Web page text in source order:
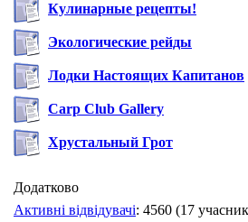
Кулинарные рецепты!
Экологические рейды
Лодки Настоящих Капитанов
Carp Club Gallery
Хрустальный Грот
Додатково
Активні відвідувачі: 4560 (17